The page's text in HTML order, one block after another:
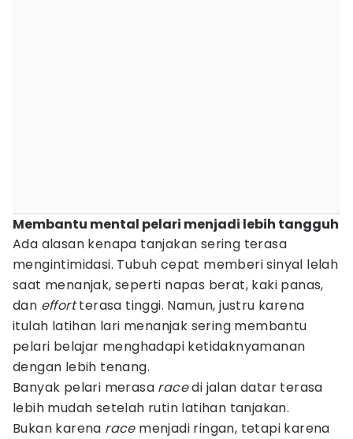
Membantu mental pelari menjadi lebih tangguh
Ada alasan kenapa tanjakan sering terasa
mengintimidasi. Tubuh cepat memberi sinyal lelah
saat menanjak, seperti napas berat, kaki panas,
dan effortterasa tinggi. Namun, justru karena
itulah latihan lari menanjak sering membantu
pelari belajar menghadapi ketidaknyamanan
dengan lebih tenang.
Banyak pelari merasa racedi jalan datar terasa
lebih mudah setelah rutin latihan tanjakan.
Bukan karena race menjadi ringan, tetapi karena